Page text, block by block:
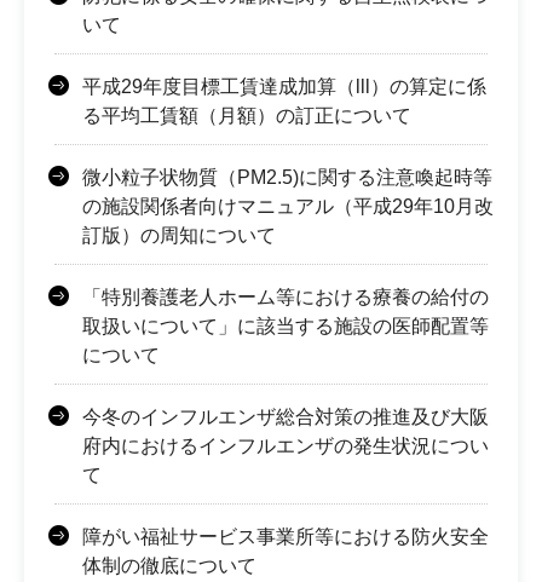
いて
平成29年度目標工賃達成加算（lll）の算定に係
る平均工賃額（月額）の訂正について
微小粒子状物質（PM2.5)に関する注意喚起時等
の施設関係者向けマニュアル（平成29年10月改
訂版）の周知について
「特別養護老人ホーム等における療養の給付の
取扱いについて」に該当する施設の医師配置等
について
今冬のインフルエンザ総合対策の推進及び大阪
府内におけるインフルエンザの発生状況につい
て
障がい福祉サービス事業所等における防火安全
体制の徹底について